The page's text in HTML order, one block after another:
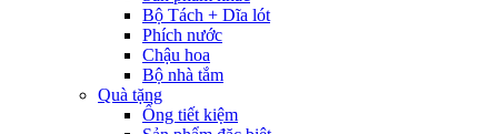
Bộ Tách + Dĩa lót
Phích nước
Chậu hoa
Bộ nhà tắm
Quà tặng
Ống tiết kiệm